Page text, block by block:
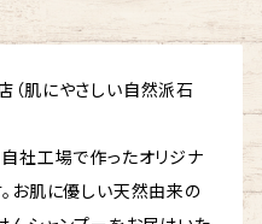
肌にやさしい自然派石
社工場で作ったオリジナ
お肌に優しい天然由来の